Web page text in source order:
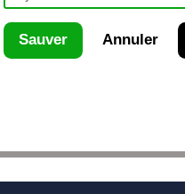
Sauver Annuler